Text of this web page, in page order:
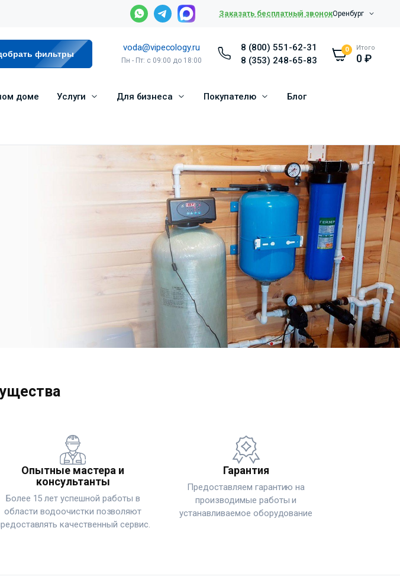
Заказать бесплатный звонокОренбург
фильтры
voda@vipecology.ru
Пн - Пт: с 09:00 до 18:00
8 (800) 551-62-31
8 (353) 248-65-83
0 Итого
0₽
доме Услуги Для бизнеса Покупателю Блог
Опытные мастера и
консультанты
Более 15 лет успешной работы в
области водоочистки позволяют
качественный сервис.
Гарантия
Предоставляем гарантию на
производимые работы и
устанавливаемое оборудование